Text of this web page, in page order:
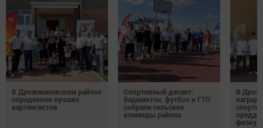
В Дрожжановском районе
определили лучших
картингистов
Спортивный десант:
бадминтон, футбол и ГТО
собрали сельские
команды района
В